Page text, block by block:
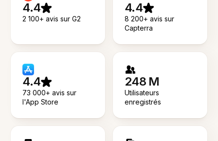
4.4
2 100+ avis sur G2
4.4
8 200+ avis sur
Capterra
4.4
73 000+ avis sur
l'App Store
248 M
Utilisateurs
enregistrés